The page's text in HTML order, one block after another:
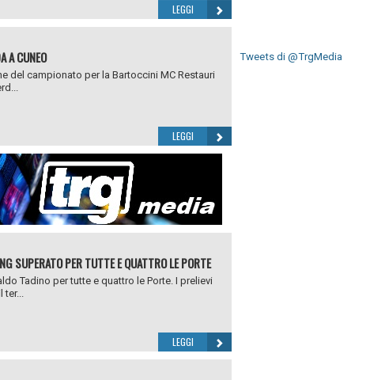
LEGGI
A CUNEO
del campionato per la Bartoccini MC Restauri
LEGGI
SUPERATO PER TUTTE E QUATTRO LE PORTE
Tadino per tutte e quattro le Porte. I prelievi
ter...
LEGGI
Tweets di @TrgMedia